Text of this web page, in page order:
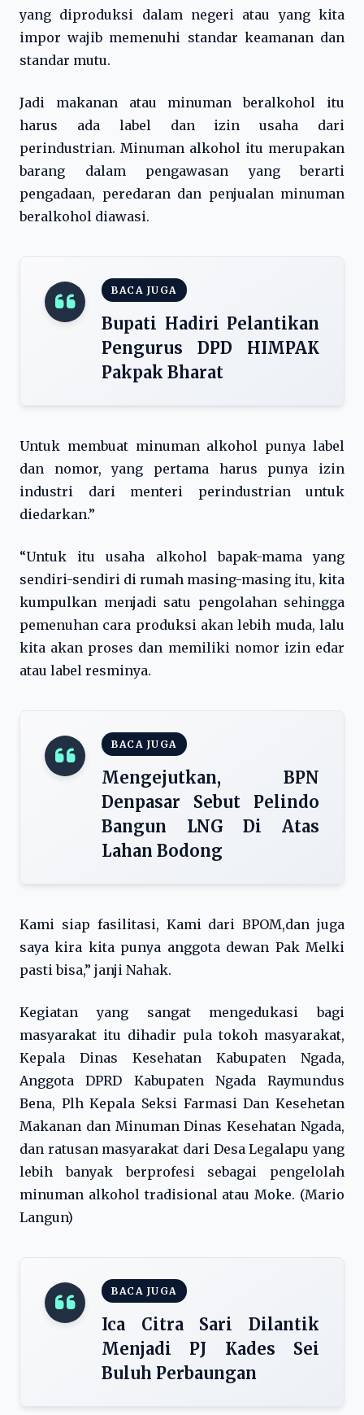
yang diproduksi dalam negeri atau yang kita
impor wajib memenuhi standar keamanan dan
standar mutu.
Jadi makanan atau minuman beralkohol itu
harus ada label dan izin usaha dari
perindustrian. Minuman alkohol itu merupakan
barang dalam pengawasan yang berarti
pengadaan, peredaran dan penjualan minuman
beralkohol diawasi.
BACA JUGA
Bupati Hadiri Pelantikan
Pengurus DPD HIMPAK
Pakpak Bharat
Untuk membuat minuman alkohol punya label
dan nomor, yang pertama harus punya izin
industri dari menteri perindustrian untuk
diedarkan.”
“Untuk itu usaha alkohol bapak-mama yang
sendiri-sendiri di rumah masing-masing itu, kita
kumpulkan menjadi satu pengolahan sehingga
pemenuhan cara produksi akan lebih muda, lalu
kita akan proses dan memiliki nomor izin edar
atau label resminya.
BACA JUGA
Mengejutkan, BPN
Denpasar Sebut Pelindo
Bangun LNG Di Atas
Lahan Bodong
Kami siap fasilitasi, Kami dari BPOM,dan juga
saya kira kita punya anggota dewan Pak Melki
pasti bisa,” janji Nahak.
Kegiatan yang sangat mengedukasi bagi
masyarakat itu dihadir pula tokoh masyarakat,
Kepala Dinas Kesehatan Kabupaten Ngada,
Anggota DPRD Kabupaten Ngada Raymundus
Bena, Plh Kepala Seksi Farmasi Dan Kesehetan
Makanan dan Minuman Dinas Kesehatan Ngada,
dan ratusan masyarakat dari Desa Legalapu yang
lebih banyak berprofesi sebagai pengelolah
minuman alkohol tradisional atau Moke. (Mario
Langun)
BACA JUGA
Ica Citra Sari Dilantik
Menjadi PJ Kades Sei
Buluh Perbaungan